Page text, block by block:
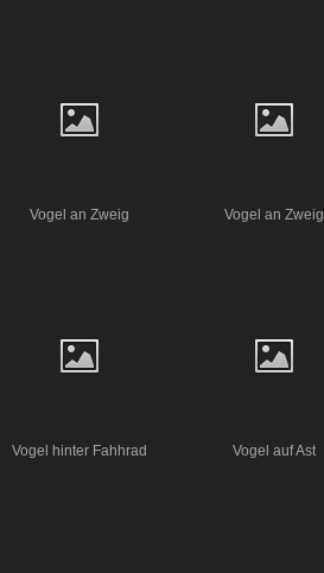
Vogel an Zweig Vogel an Zweig
Vogel hinter Fahhrad Vogel auf Ast